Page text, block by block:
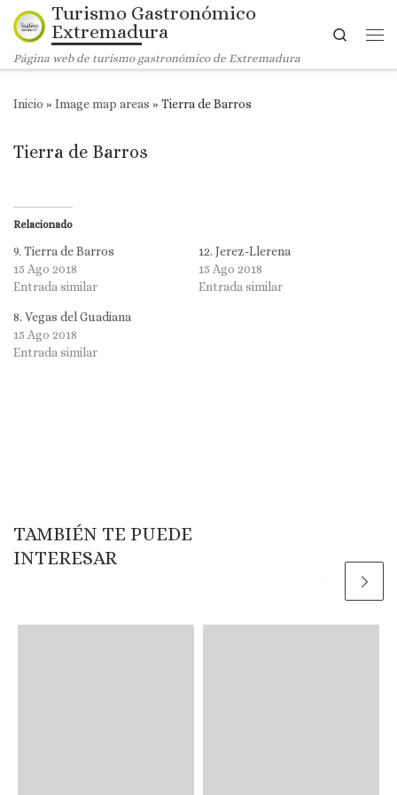
Saltar al contenido
Turismo Gastronómico
Extremadura
Página web de turismo gastronómico de Extremadura
Search
Inicio » Image map areas » Tierra de Barros
Tierra de Barros
Relacionado
9. Tierra de Barros
15 Ago 2018
Entrada similar
12. Jerez-Llerena
15 Ago 2018
Entrada similar
8. Vegas del Guadiana
15 Ago 2018
Entrada similar
TAMBIÉN TE PUEDE
INTERESAR